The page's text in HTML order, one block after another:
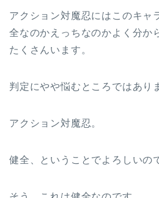
アクション対魔忍にはこのキャ
全なのかえっちなのかよく分か
たくさんいます。
判定にやや悩むところではあり
アクション対魔忍。
健全、ということでよろしいの